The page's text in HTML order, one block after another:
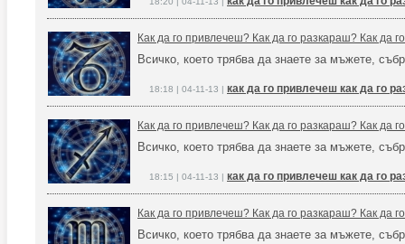
Как да го привлечеш? Как да го разкараш? Как да
Всичко, което трябва да знаете за мъжете,
18:18 | 04-11-13 | как да го привлечеш как да го
Как да го привлечеш? Как да го разкараш? Как да
Всичко, което трябва да знаете за мъжете,
18:15 | 04-11-13 | как да го привлечеш как да го
Как да го привлечеш? Как да го разкараш? Как да
Всичко, което трябва да знаете за мъжете,